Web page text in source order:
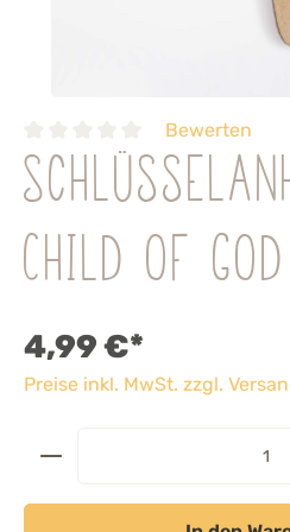
Bewerten
Child of God
4,99 €*
Preise inkl. MwSt. zzgl.